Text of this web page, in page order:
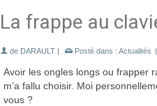
La frappe au
de DARAULT | Posté dans : Actualités |
Avoir les ongles longs ou frapper
m’a fallu choisir. Moi
vous ?